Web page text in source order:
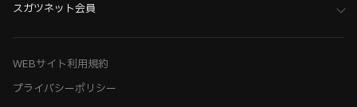
スガツネット会員
WEBサイト利用規約
プライバシーポリシー